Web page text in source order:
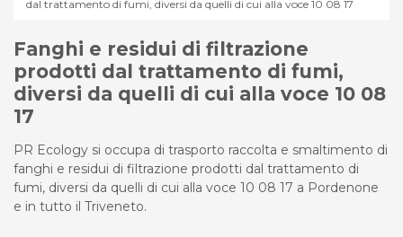
dal trattamento di fumi, diversi da quelli di cui alla voce 10 08 17
Fanghi e residui di filtrazione
prodotti dal trattamento di fumi,
diversi da quelli di cui alla voce 10 08
17
PR Ecology si occupa di trasporto raccolta e smaltimento di
fanghi e residui di filtrazione prodotti dal trattamento di
fumi, diversi da quelli di cui alla voce 10 08 17 a Pordenone
e in tutto il Triveneto.